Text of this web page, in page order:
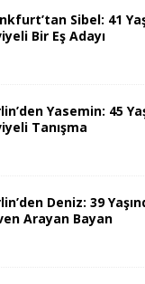
Sibel: 41
Bir Eş Adayı
Yasemin: 45
Tanışma
Deniz: 39
Arayan Bayan